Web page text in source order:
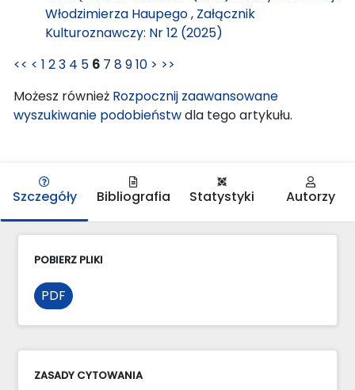
Włodzimierza Haupego, Załącznik
Kulturoznawczy: Nr 12 (2025)
<< < 1 23 4 5 6 7 8910 > >>
Możesz również Rozpocznij zaawansowane
wyszukiwanie podobieństwdla tego artykułu.
Szczegóły Bibliografia Statystyki Autorzy
POBIERZ PLIKI
PDF
ZASADY CYTOWANIA